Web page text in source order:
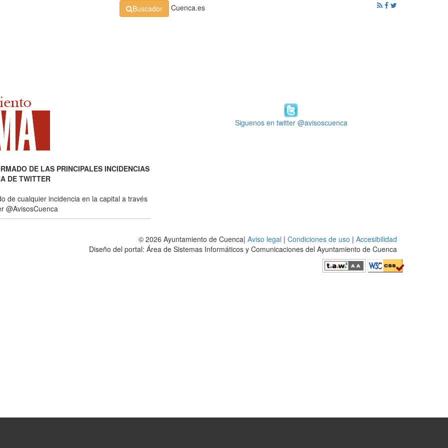
Buscador Cuenca.es
Siguenos en twitter @avisoscuenca
DE LAS PRINCIPALES INCIDENCIAS
DE TWITTER
de cualquier incidencia en la capital a través
@AvisosCuenca
© 2026 Ayuntamiento de Cuenca| Aviso legal | Condiciones de uso | Accesibilidad
Diseño del portal: Área de Sistemas Informáticos y Comunicaciones del Ayuntamiento de Cuenca